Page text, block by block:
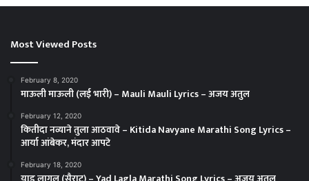
Most Viewed Posts
February 8, 2020
माऊली माऊली (लई भारी) – Mauli Mauli Lyrics – अजय अतुल
February 12, 2020
कितीदा नव्याने तुला आठवावे – Kitida Navyane Marathi Song Lyrics –
आर्या आंबेकर, मंदार आपटे
February 18, 2020